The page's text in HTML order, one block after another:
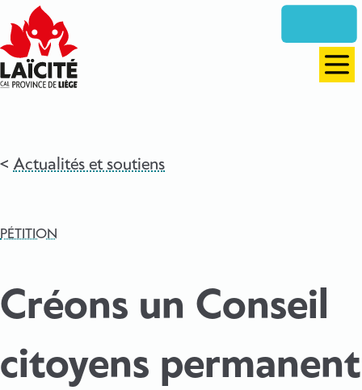
directement
vers
le
contenu
Actualités et soutiens
PÉTITION
Créons un Conseil
citoyens permanent